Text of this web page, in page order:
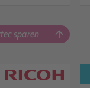
sparen arrow_upward